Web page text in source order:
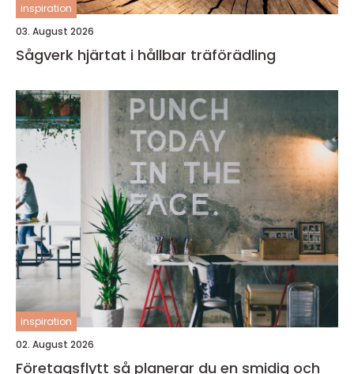
inspiration
03. August 2026
Sågverk hjärtat i hållbar träförädling
inspiration
02. August 2026
Företagsflytt så planerar du en smidig och